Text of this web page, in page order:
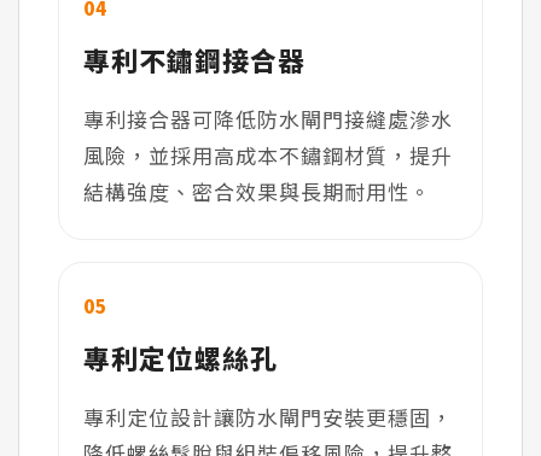
04
專利不鏽鋼接合器
專利接合器可降低防水閘門接縫處滲水
風險，並採用高成本不鏽鋼材質，提升
結構強度、密合效果與長期耐用性。
05
專利定位螺絲孔
專利定位設計讓防水閘門安裝更穩固，